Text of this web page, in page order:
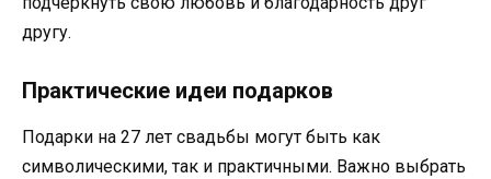
другу.
Практические идеи подарков
Подарки на 27 лет свадьбы могут быть как
символическими, так и практичными. Важно выбрать